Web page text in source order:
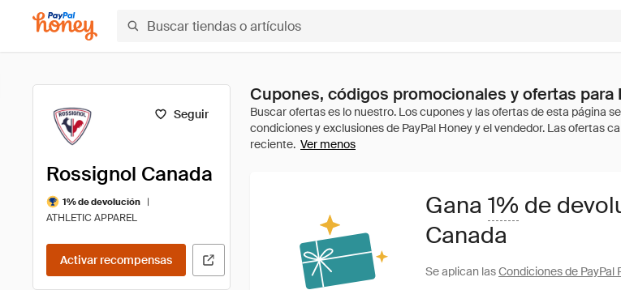
Seguir
Rossignol Canada
1% de devolución
|
ATHLETIC APPAREL
Activar recompensas
Cupones, códigos promocionales y ofertas para
Ver menos
Gana 1% de
Canada
Se aplican lasCondiciones de PayPal